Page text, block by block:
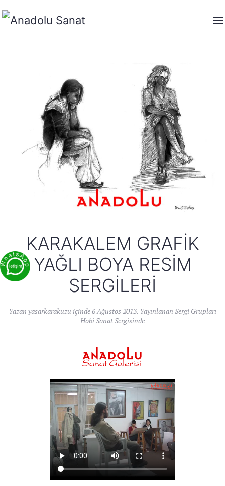
KARAKALEM GRAFIK
YAĞLI BOYA RESIM
SERGILERI
Yazan yasarkarakuzu içinde6 Ağustos 2013. Yayınlanan Sergi Grupları
Hobi Sanat Sergisinde